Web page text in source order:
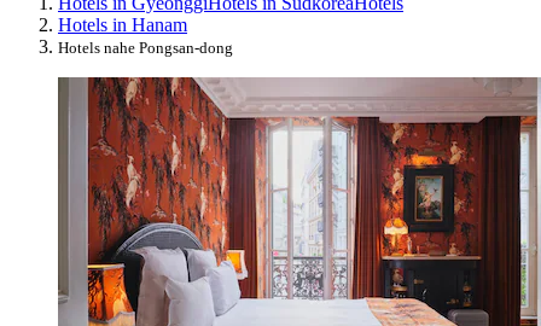
Hotels in Hanam
Hotels nahe Pongsan-dong